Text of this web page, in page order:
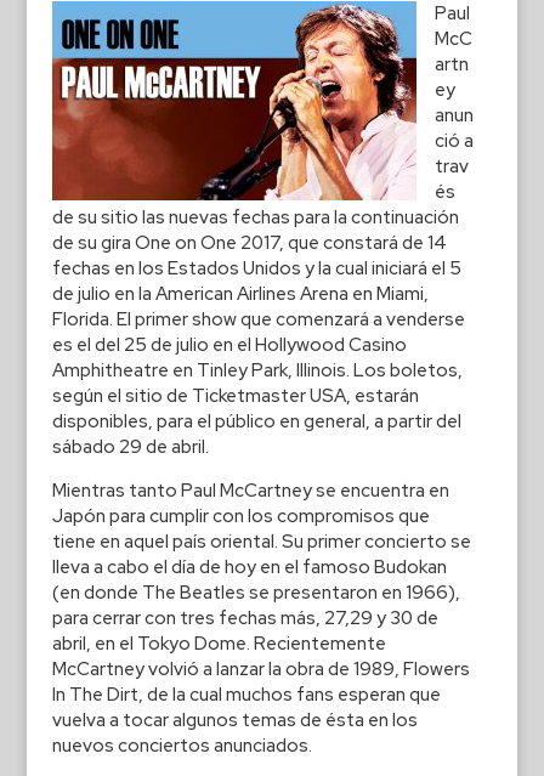
Paul
McC
artn
ey
anun
ció a
trav
és
de su sitio las nuevas fechas para la continuación
de su gira One on One 2017, que constará de 14
fechas en los Estados Unidos y la cual iniciará el 5
de julio en la American Airlines Arena en Miami,
Florida. El primer show que comenzará a venderse
es el del 25 de julio en el Hollywood Casino
Amphitheatre en Tinley Park, Illinois. Los boletos,
según el sitio de Ticketmaster USA, estarán
disponibles, para el público en general, a partir del
sábado 29 de abril.
Mientras tanto Paul McCartney se encuentra en
Japón para cumplir con los compromisos que
tiene en aquel país oriental. Su primer concierto se
lleva a cabo el día de hoy en el famoso Budokan
(en donde The Beatles se presentaron en 1966),
para cerrar con tres fechas más, 27,29 y 30 de
abril, en el Tokyo Dome. Recientemente
McCartney volvió a lanzar la obra de 1989, Flowers
In The Dirt, de la cual muchos fans esperan que
vuelva a tocar algunos temas de ésta en los
nuevos conciertos anunciados.